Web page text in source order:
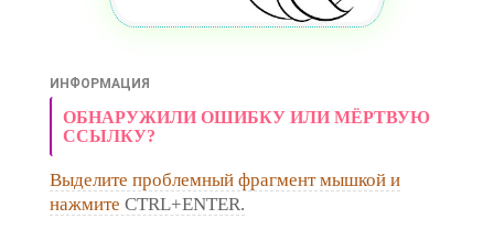
ИНФОРМАЦИЯ
ОБНАРУЖИЛИ ОШИБКУ ИЛИ МЁРТВУЮ
ССЫЛКУ?
Выделите проблемный фрагмент мышкой и
нажмите CTRL+ENTER.